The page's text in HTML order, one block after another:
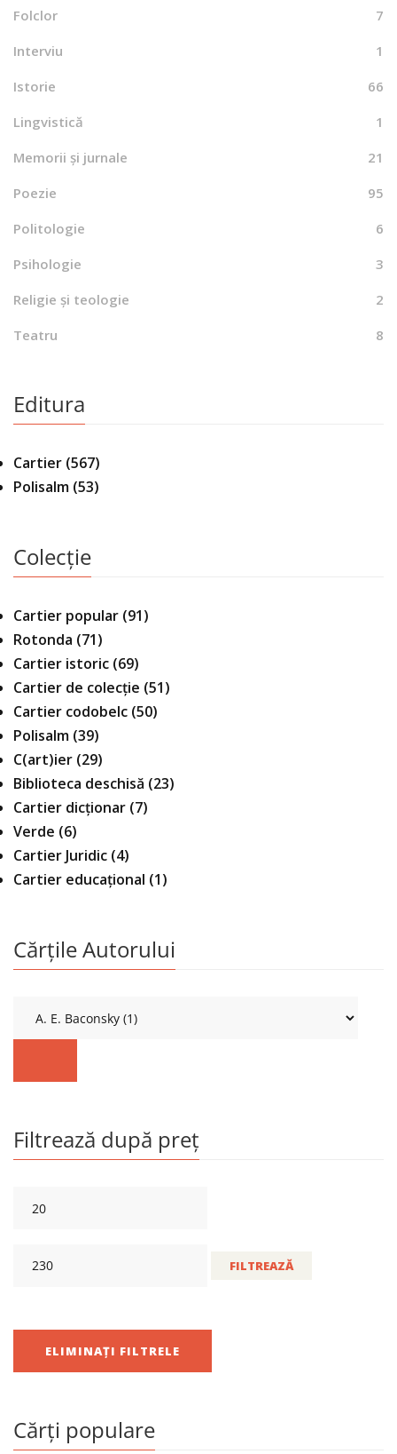
Folclor
7
Interviu
1
Istorie
66
Lingvistică
1
Memorii și jurnale
21
Poezie
95
Politologie
6
Psihologie
3
Religie și teologie
2
Teatru
8
Editura
Cartier (567)
Polisalm (53)
Colecție
Cartier popular (91)
Rotonda (71)
Cartier istoric (69)
Cartier de colecție (51)
Cartier codobelc (50)
Polisalm (39)
C(art)ier (29)
Biblioteca deschisă (23)
Cartier dicționar (7)
Verde (6)
Cartier Juridic (4)
Cartier educațional (1)
Cărțile Autorului
Filtrează după preț
FILTREAZĂ
ELIMINAȚI FILTRELE
Cărți populare